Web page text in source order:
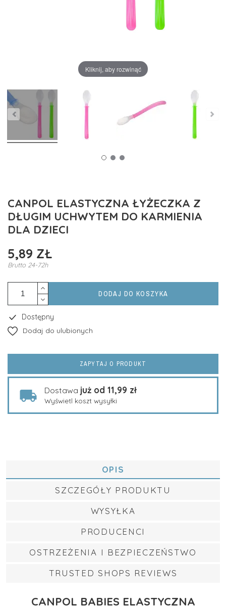
Kliknij, aby rozwinąć
CANPOL ELASTYCZNA ŁYŻECZKA Z
DŁUGIM UCHWYTEM DO KARMIENIA
DLA DZIECI
5,89 ZŁ
Brutto 24-72h
DODAJ DO KOSZYKA
Dostępny
Dodaj do ulubionych
ZAPYTAJ O PRODUKT
Dostawa już od 11,99 zł
Wyświetl koszt wysyłki
OPIS
SZCZEGÓŁY PRODUKTU
WYSYŁKA
PRODUCENCI
OSTRZEŻENIA I BEZPIECZEŃSTWO
TRUSTED SHOPS REVIEWS
CANPOL BABIES ELASTYCZNA